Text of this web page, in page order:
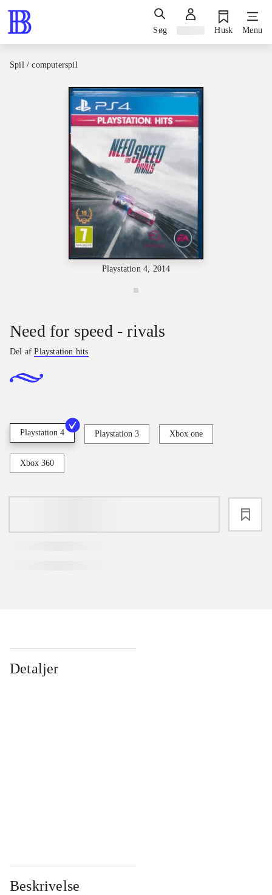
Søg Husk Menu
Spil / computerspil
Playstation 4, 2014
Need for speed - rivals
Del afPlaystation hits
Playstation 4 Playstation 3 Xbox one
Xbox 360
Detaljer
Beskrivelse